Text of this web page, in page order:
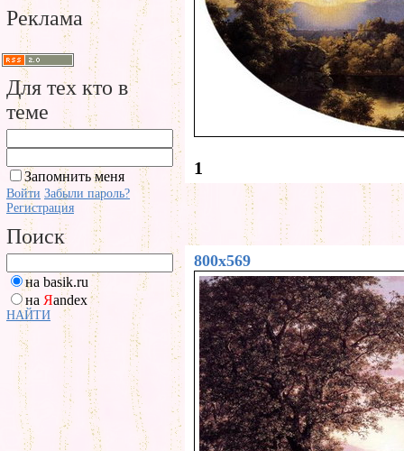
Реклама
Для тех кто в
теме
Запомнить меня
Войти Забыли пароль?
Регистрация
Поиск
на basik.ru
на Яandex
НАЙТИ
1
800x569